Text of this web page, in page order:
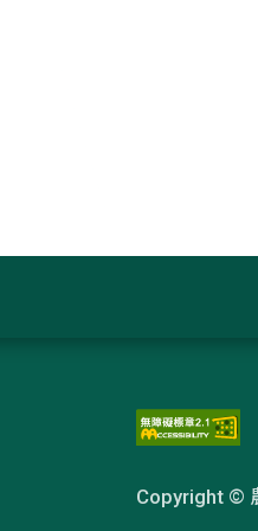
Copyright ©